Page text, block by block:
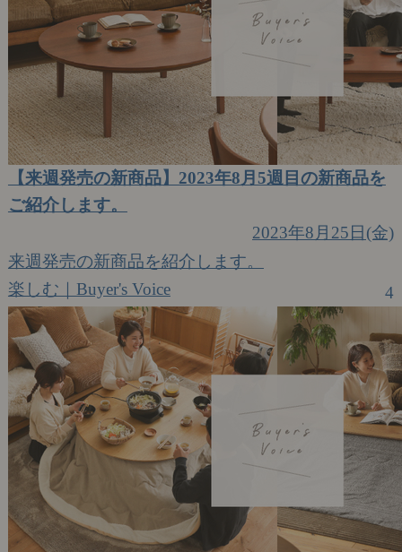
【来週発売の新商品】2023年8月5週目の新商品を
ご紹介します。
2023年8月25日(金)
来週発売の新商品を紹介します。
楽しむ｜Buyer's Voice
4